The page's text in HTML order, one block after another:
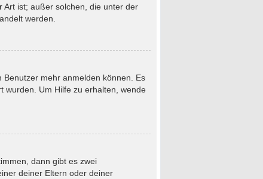
Art ist; außer solchen, die unter der
werden.
mehr anmelden können. Es
wurden. Um Hilfe zu erhalten, wende
dann gibt es zwei
deiner Eltern oder deiner